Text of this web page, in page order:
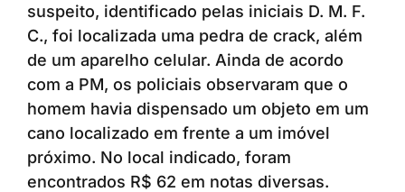
suspeito, identificado pelas iniciais D. M. F.
C., foi localizada uma pedra de crack, além
de um aparelho celular. Ainda de acordo
com a PM, os policiais observaram que o
homem havia dispensado um objeto em um
cano localizado em frente a um imóvel
próximo. No local indicado, foram
encontrados R$ 62 em notas diversas.